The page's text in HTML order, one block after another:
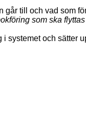
går till och vad som
som ska
i systemet och sätter